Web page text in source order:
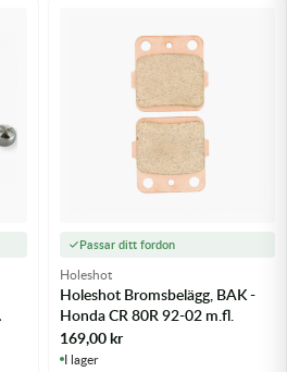
Passar ditt fordon
Holeshot
Holeshot Bromsbelägg, BAK -
Honda CR 80R 92-02 m.fl.
169,00kr
I lager